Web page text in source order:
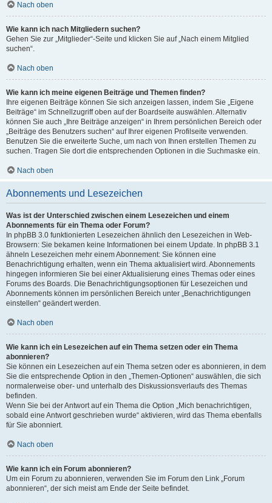
Nach oben
Wie kann ich nach Mitgliedern suchen?
Gehen Sie zur „Mitglieder“-Seite und klicken Sie auf „Nach einem Mitglied
suchen“.
Nach oben
Wie kann ich meine eigenen Beiträge und Themen finden?
Ihre eigenen Beiträge können Sie sich anzeigen lassen, indem Sie „Eigene
Beiträge“ im Schnellzugriff oben auf der Boardseite auswählen. Alternativ
können Sie auch „Ihre Beiträge anzeigen“ in Ihrem persönlichen Bereich oder
„Beiträge des Benutzers suchen“ auf Ihrer eigenen Profilseite verwenden.
Benutzen Sie die erweiterte Suche, um nach von Ihnen erstellen Themen zu
suchen. Tragen Sie dort die entsprechenden Optionen in die Suchmaske ein.
Nach oben
Abonnements und Lesezeichen
Was ist der Unterschied zwischen einem Lesezeichen und einem
Abonnements für ein Thema oder Forum?
In phpBB 3.0 funktionierten Lesezeichen ähnlich den Lesezeichen in Web-
Browsern: Sie bekamen keine Informationen bei einem Update. In phpBB 3.1
ähneln Lesezeichen mehr einem Abonnement: Sie können eine
Benachrichtigung erhalten, wenn ein Thema aktualisiert wird. Abonnements
hingegen informieren Sie bei einer Aktualisierung eines Themas oder eines
Forums des Boards. Die Benachrichtigungsoptionen für Lesezeichen und
Abonnements können im persönlichen Bereich unter „Benachrichtigungen
einstellen“ geändert werden.
Nach oben
Wie kann ich ein Lesezeichen auf ein Thema setzen oder ein Thema
abonnieren?
Sie können ein Lesezeichen auf ein Thema setzen oder es abonnieren, in dem
Sie die entsprechende Option in den „Themen-Optionen“ auswählen, die sich
normalerweise ober- und unterhalb des Diskussionsverlaufs des Themas
befinden.
Wenn Sie bei der Antwort auf ein Thema die Option „Mich benachrichtigen,
sobald eine Antwort geschrieben wurde“ aktivieren, wird das Thema ebenfalls
für Sie abonniert.
Nach oben
Wie kann ich ein Forum abonnieren?
Um ein Forum zu abonnieren, verwenden Sie im Forum den Link „Forum
abonnieren“, der sich meist am Ende der Seite befindet.